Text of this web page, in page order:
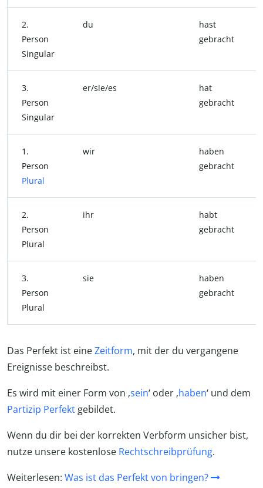
2.
Person
Singular
du
hast
gebracht
3.
Person
Singular
er/sie/es
hat
gebracht
1.
Person
Plural
wir
haben
gebracht
2.
Person
Plural
ihr
habt
gebracht
3.
Person
Plural
sie
haben
gebracht
Das Perfekt ist eineZeitform, mit der du vergangene
Ereignisse beschreibst.
Es wird mit einer Form von ‚sein‘ oder ‚haben‘ und dem
Partizip Perfektgebildet.
Wenn du dir bei der korrekten Verbform unsicher bist,
nutze unsere kostenlose Rechtschreibprüfung.
Weiterlesen: Was ist das Perfekt von bringen?